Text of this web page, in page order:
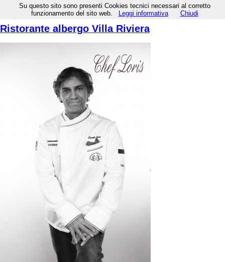
Subscribe to this RSS feed
%PM, %05 %809 %2018 %18:%Gen
Ristorante albergo Villa Riviera
Su questo sito sono presenti Cookies tecnici necessari al corretto
funzionamento del sito web.
Leggi informativa Chiudi